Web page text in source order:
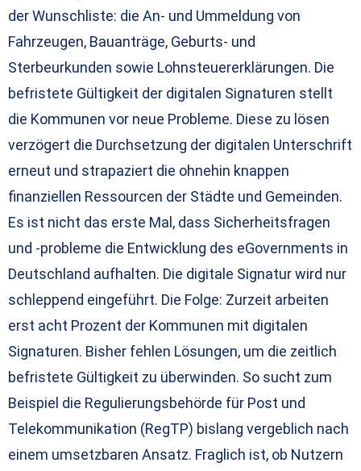
der Wunschliste: die An- und Ummeldung von
Fahrzeugen, Bauanträge, Geburts- und
Sterbeurkunden sowie Lohnsteuererklärungen. Die
befristete Gültigkeit der digitalen Signaturen stellt
die Kommunen vor neue Probleme. Diese zu lösen
verzögert die Durchsetzung der digitalen Unterschrift
erneut und strapaziert die ohnehin knappen
finanziellen Ressourcen der Städte und Gemeinden.
Es ist nicht das erste Mal, dass Sicherheitsfragen
und -probleme die Entwicklung des eGovernments in
Deutschland aufhalten. Die digitale Signatur wird nur
schleppend eingeführt. Die Folge: Zurzeit arbeiten
erst acht Prozent der Kommunen mit digitalen
Signaturen. Bisher fehlen Lösungen, um die zeitlich
befristete Gültigkeit zu überwinden. So sucht zum
Beispiel die Regulierungsbehörde für Post und
Telekommunikation (RegTP) bislang vergeblich nach
einem umsetzbaren Ansatz. Fraglich ist, ob Nutzern